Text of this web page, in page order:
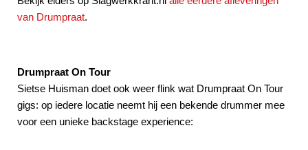
van Drumpraat.
Drumpraat On Tour
Sietse Huisman doet ook weer flink wat Drumpraat On Tour
gigs: op iedere locatie neemt hij een bekende drummer mee
voor een unieke backstage experience: